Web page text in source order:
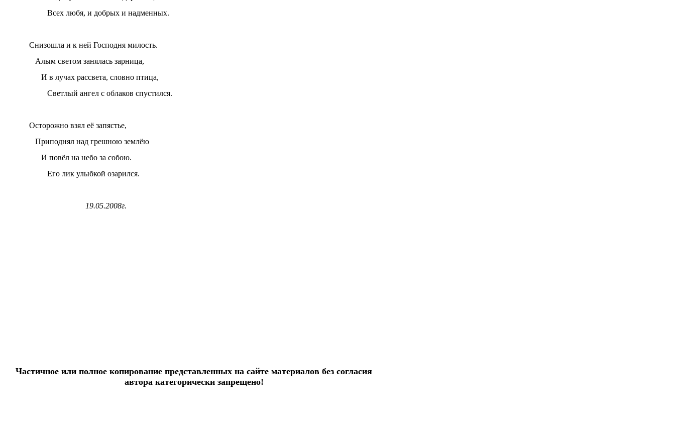
Всех любя, и добрых и надменных.
Снизошла и к ней Господня милость.
Алым светом занялась зарница,
И в лучах рассвета, словно птица,
Светлый ангел с облаков спустился.
Осторожно взял её запястье,
Приподнял над грешною землёю
И повёл на небо за собою.
Его лик улыбкой озарился.
19.05.2008г.
Частичное или полное копирование представленных на сайте материалов без согласия
автора категорически запрещено!